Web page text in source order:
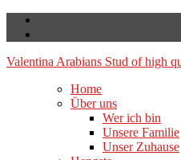
Valentina Arabians Stud of high
Home
Über uns
Wer ich bin
Unsere Familie
Unser Zuhause